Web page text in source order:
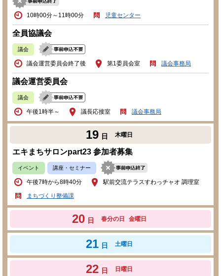
10時00分～11時00分 児童センター
全員協議会
議会
議会運営委員会終了後 第1委員会室 議会事務局
議会運営委員会
議会
午後1時半～ 議長応接室 議会事務局
19 日 木曜日
エキまちサロンpart23 参加者募集
イベント 講座・セミナー
午後7時から8時40分
駅前交流テラスすわっチャオ 調理室
まちづくり整備課
20 日 春分の日 金曜日
21 日 土曜日
22 日 日曜日